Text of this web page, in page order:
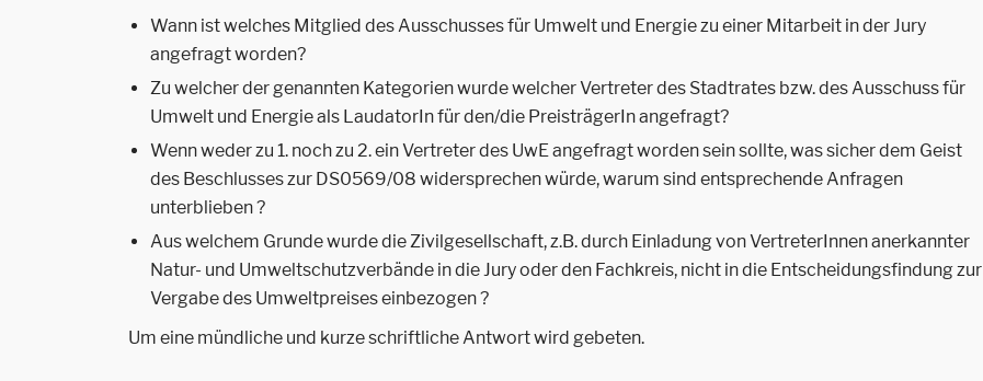
Wann ist welches Mitglied des Ausschusses für Umwelt und Energie zu einer Mitarbeit in der Jury
angefragt worden?
Zu welcher der genannten Kategorien wurde welcher Vertreter des Stadtrates bzw. des Ausschuss für
Umwelt und Energie als LaudatorIn für den/die PreisträgerIn angefragt?
Wenn weder zu 1. noch zu 2. ein Vertreter des UwE angefragt worden sein sollte, was sicher dem Geist
des Beschlusses zur DS0569/08 widersprechen würde, warum sind entsprechende Anfragen
unterblieben ?
Aus welchem Grunde wurde die Zivilgesellschaft, z.B. durch Einladung von VertreterInnen anerkannter
Natur- und Umweltschutzverbände in die Jury oder den Fachkreis, nicht in die Entscheidungsfindung zur
Vergabe des Umweltpreises einbezogen ?
Um eine mündliche und kurze schriftliche Antwort wird gebeten.